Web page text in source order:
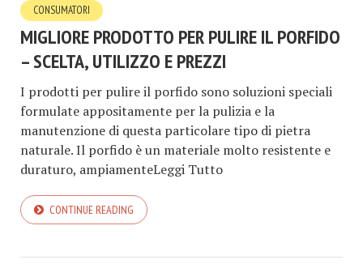
CONSUMATORI
MIGLIORE PRODOTTO PER PULIRE IL PORFIDO
– SCELTA, UTILIZZO E PREZZI
I prodotti per pulire il porfido sono soluzioni speciali
formulate appositamente per la pulizia e la
manutenzione di questa particolare tipo di pietra
naturale. Il porfido è un materiale molto resistente e
duraturo, ampiamenteLeggi Tutto
CONTINUE READING